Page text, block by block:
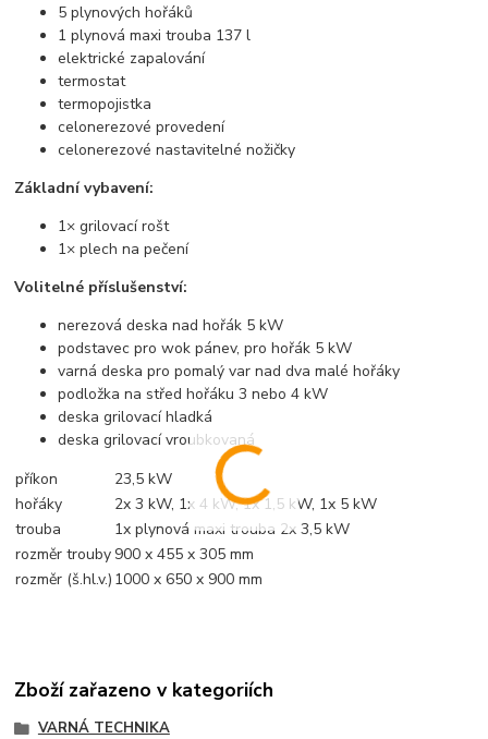
5 plynových hořáků
1 plynová maxi trouba 137 l
elektrické zapalování
termostat
termopojistka
celonerezové provedení
celonerezové nastavitelné nožičky
Základní vybavení:
1× grilovací rošt
1× plech na pečení
Volitelné příslušenství:
nerezová deska nad hořák 5 kW
podstavec pro wok pánev, pro hořák 5 kW
varná deska pro pomalý var nad dva malé hořáky
podložka na střed hořáku 3 nebo 4 kW
deska grilovací hladká
deska grilovací vroubkovaná
příkon
23,5 kW
hořáky
2x 3 kW, 1x 4 kW, 1x 1,5 kW, 1x 5 kW
trouba
1x plynová maxi trouba 2x 3,5 kW
rozměr trouby 900 x 455 x 305 mm
rozměr (š.hl.v.) 1000 x 650 x 900 mm
Zboží zařazeno v kategoriích
VARNÁ TECHNIKA